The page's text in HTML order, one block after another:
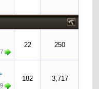
22 250
182 3,717